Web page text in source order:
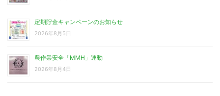
定期貯金キャンペーンのお知らせ
2026年8月5日
農作業安全「MMH」運動
2026年8月4日